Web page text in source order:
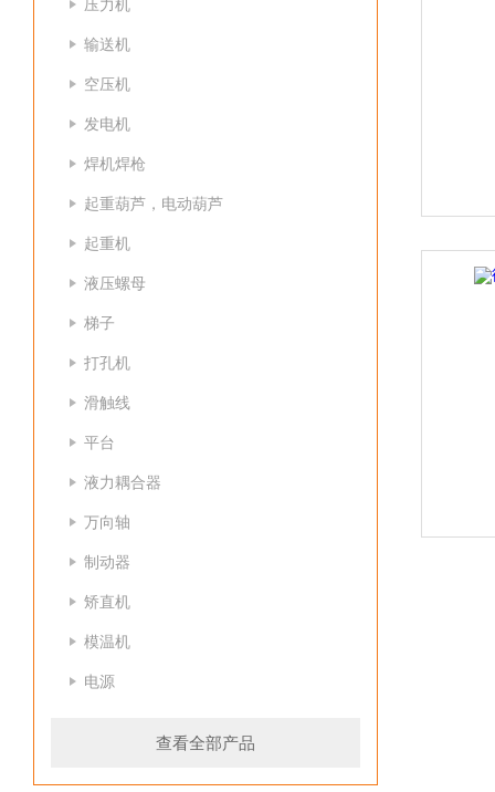
压力机
输送机
空压机
发电机
焊机焊枪
起重葫芦，电动葫芦
起重机
液压螺母
梯子
打孔机
滑触线
平台
液力耦合器
万向轴
制动器
矫直机
模温机
电源
查看全部产品